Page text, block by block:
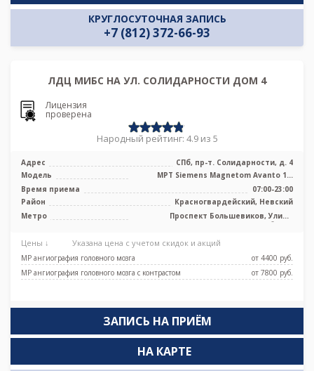
КРУГЛОСУТОЧНАЯ ЗАПИСЬ
+7 (812) 372-66-93
ЛДЦ МИБС НА УЛ. СОЛИДАРНОСТИ ДОМ 4
Лицензия
проверена
Народный рейтинг: 4.9 из 5
Адрес
СПб, пр-т. Солидарности, д. 4
Модель
МРТ Siemens Magnetom Avanto 1.5
Время приема
07:00-23:00
Район
Красногвардейский, Невский
Метро
Проспект Большевиков, Улица
Дыбенко
Цены ↓ Указана цена с учетом скидок и акций
МР ангиография головного мозга
от 4400 pуб.
МР ангиография головного мозга с контрастом
от 7800 pуб.
ЗАПИСЬ НА ПРИЁМ
НА КАРТЕ